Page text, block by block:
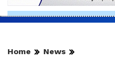
Home News